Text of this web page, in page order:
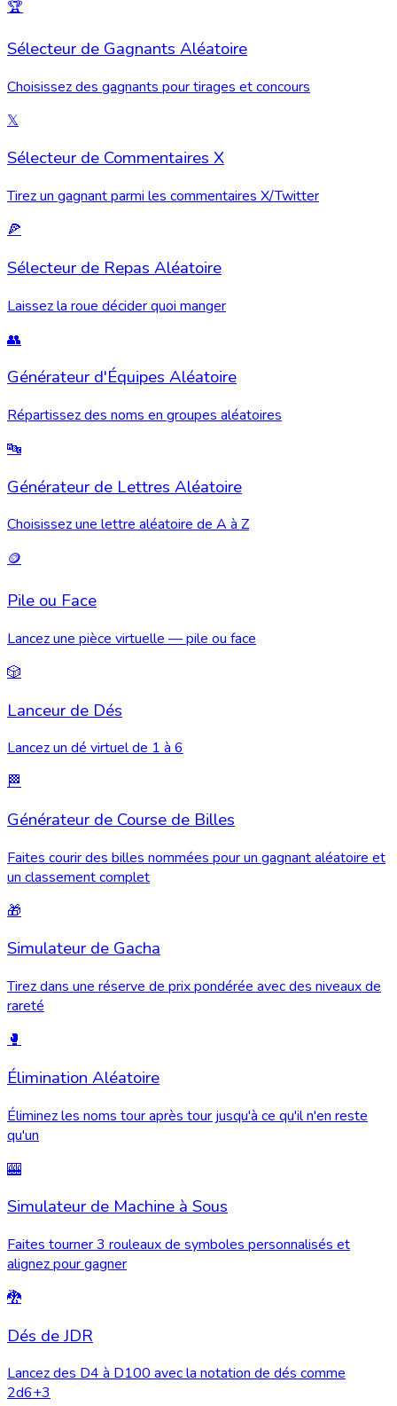
🏆
Sélecteur de Gagnants Aléatoire
Choisissez des gagnants pour tirages et concours
𝕏
Sélecteur de Commentaires X
Tirez un gagnant parmi les commentaires X/Twitter
🍕
Sélecteur de Repas Aléatoire
Laissez la roue décider quoi manger
👥
Générateur d'Équipes Aléatoire
Répartissez des noms en groupes aléatoires
🔤
Générateur de Lettres Aléatoire
Choisissez une lettre aléatoire de A à Z
🪙
Pile ou Face
Lancez une pièce virtuelle — pile ou face
🎲
Lanceur de Dés
Lancez un dé virtuel de 1 à 6
🏁
Générateur de Course de Billes
Faites courir des billes nommées pour un gagnant aléatoire et
un classement complet
🎁
Simulateur de Gacha
Tirez dans une réserve de prix pondérée avec des niveaux de
rareté
🥊
Élimination Aléatoire
Éliminez les noms tour après tour jusqu'à ce qu'il n'en reste
qu'un
🎰
Simulateur de Machine à Sous
Faites tourner 3 rouleaux de symboles personnalisés et
alignez pour gagner
🐉
Dés de JDR
Lancez des D4 à D100 avec la notation de dés comme
2d6+3